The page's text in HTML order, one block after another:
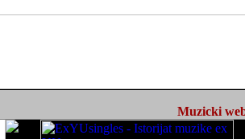
Muzicki